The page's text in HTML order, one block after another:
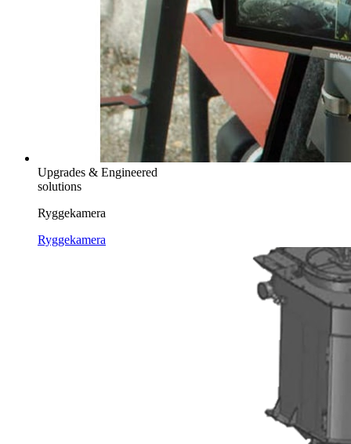
Upgrades & Engineered
solutions
Ryggekamera
Ryggekamera